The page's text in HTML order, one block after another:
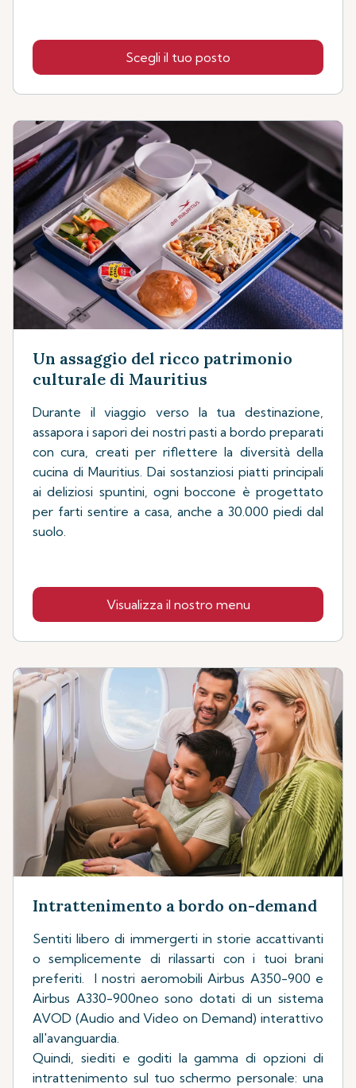
Scegli il tuo posto
Un assaggio del ricco patrimonio
culturale di Mauritius
Durante il viaggio verso la tua destinazione,
assapora i sapori dei nostri pasti a bordo preparati
con cura, creati per riflettere la diversità della
cucina di Mauritius. Dai sostanziosi piatti principali
ai deliziosi spuntini, ogni boccone è progettato
per farti sentire a casa, anche a 30.000 piedi dal
suolo.
Visualizza il nostro menu
Intrattenimento a bordo on-demand
Sentiti libero di immergerti in storie accattivanti
o semplicemente di rilassarti con i tuoi brani
preferiti. I nostri aeromobili Airbus A350-900 e
Airbus A330-900neo sono dotati di un sistema
AVOD (Audio and Video on Demand) interattivo
all'avanguardia.
Quindi, siediti e goditi la gamma di opzioni di
intrattenimento sul tuo schermo personale: una